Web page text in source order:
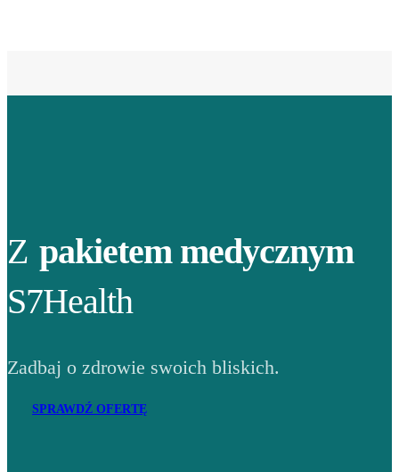
Z pakietem medycznym
S7Health
Zadbaj o zdrowie swoich bliskich.
SPRAWDŹ OFERTĘ